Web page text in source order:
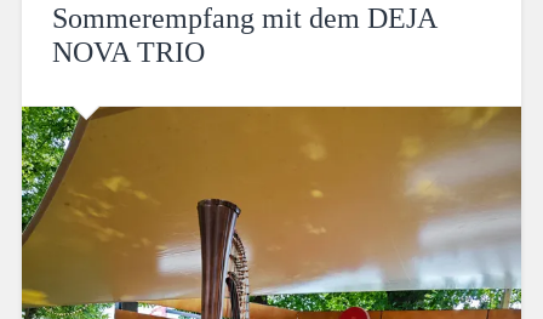
Sommerempfang mit dem DEJA
NOVA TRIO